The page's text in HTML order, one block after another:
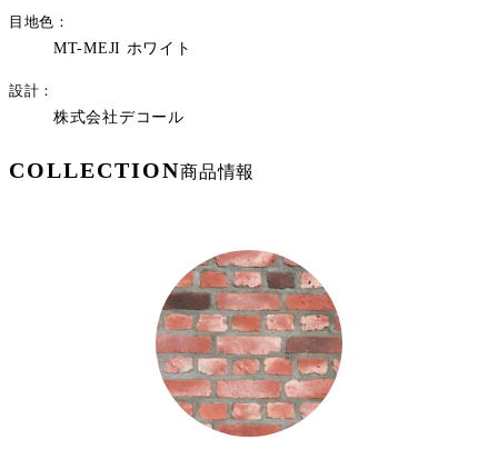
目地色
MT-MEJI ホワイト
設計
株式会社デコール
COLLECTION商品情報